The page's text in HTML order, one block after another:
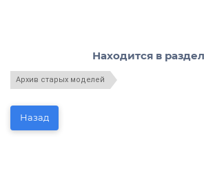
Находится в
Архив старых моделей
Назад